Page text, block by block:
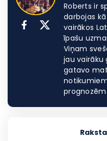
Roberts ir
darbojas
vairākos
īpašu
Viņam
jau vairāku
gatavo
prognozēm.